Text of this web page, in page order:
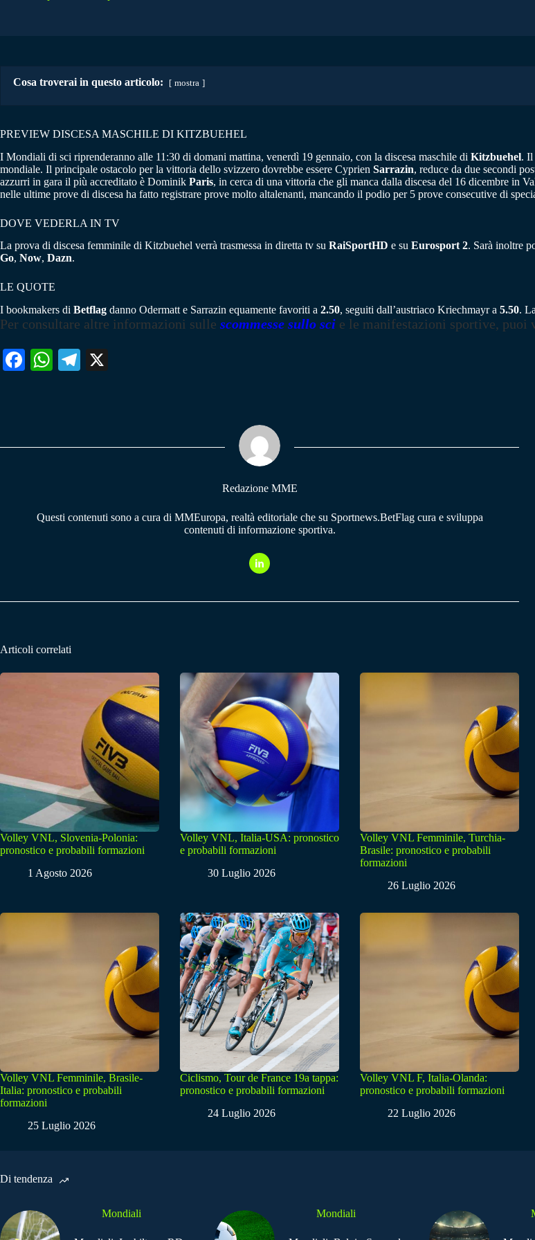
Cosa troverai in questo articolo: mostra
PREVIEW DISCESA MASCHILE DI KITZBUEHEL
I Mondiali di sci riprenderanno alle 11:30 di domani mattina, venerdì 19 gennaio, con la discesa maschile di Kitzbuehel. Il
mondiale. Il principale ostacolo per la vittoria dello svizzero dovrebbe essere Cyprien Sarrazin, reduce da due secondi
azzurri in gara il più accreditato è Dominik Paris, in cerca di una vittoria che gli manca dalla discesa del 16 dicembre in
nelle ultime prove di discesa ha fatto registrare prove molto altalenanti, mancando il podio per 5 prove consecutive di
DOVE VEDERLA IN TV
La prova di discesa femminile di Kitzbuehel verrà trasmessa in diretta tv su RaiSportHD e su Eurosport 2. Sarà inoltre
Go, Now, Dazn.
LE QUOTE
I bookmakers di Betflag danno Odermatt e Sarrazin equamente favoriti a 2.50, seguiti dall’austriaco Kriechmayr a 5.50.
Per consultare altre informazioni sulle scommesse sullo sci e le manifestazioni sportive, puoi
Fa W
pp
Te
m
Redazione MME
Questi contenuti sono a cura di MMEuropa, realtà editoriale che su Sportnews.BetFlag cura e sviluppa
contenuti di informazione sportiva.
Articoli correlati
Volley VNL, Slovenia-Polonia:
pronostico e probabili formazioni
1 Agosto 2026
Volley VNL, Italia-USA: pronostico
e probabili formazioni
30 Luglio 2026
Volley VNL Femminile, Turchia-
Brasile: pronostico e probabili
formazioni
26 Luglio 2026
Volley VNL Femminile, Brasile-
Italia: pronostico e probabili
formazioni
25 Luglio 2026
Ciclismo, Tour de France 19a tappa:
pronostico e probabili formazioni
24 Luglio 2026
Volley VNL F, Italia-Olanda:
pronostico e probabili formazioni
22 Luglio 2026
Di tendenza
Mondiali Mondiali